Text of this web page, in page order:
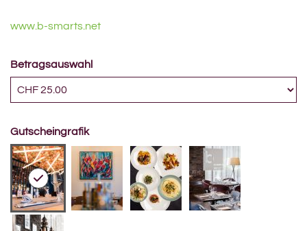
www.b-smarts.net
Betragsauswahl
Gutscheingrafik